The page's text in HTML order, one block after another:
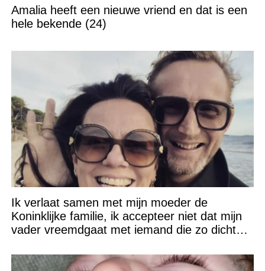
Amalia heeft een nieuwe vriend en dat is een
hele bekende (24)
Ik verlaat samen met mijn moeder de
Koninklijke familie, ik accepteer niet dat mijn
vader vreemdgaat met iemand die zo dichtbij